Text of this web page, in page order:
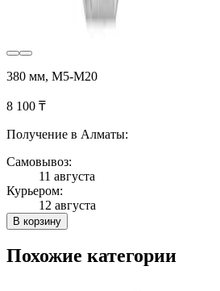
380 мм, М5-М20
8 100 ₸
Получение в Алматы:
Самовывоз:
11 августа
Курьером:
12 августа
В корзину
Похожие категории